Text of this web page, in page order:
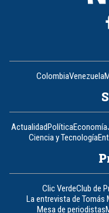
ColombiaVenezuela
ActualidadPolíticaEconomía
Ciencia y Tecnología
Clic VerdeClub de
La entrevista de Tomás
Mesa de periodistas